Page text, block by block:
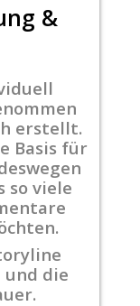
&
erstellt.
Basis für
so viele
und die